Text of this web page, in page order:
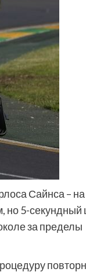
Сайнса – на
но 5-
за пределы